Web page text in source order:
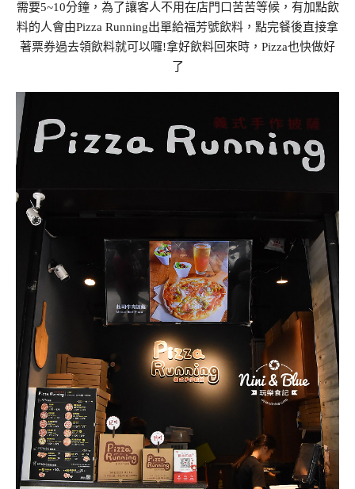
需要5~10分鐘，為了讓客人不用在店門口苦苦等候，有加點飲
料的人會由Pizza Running出單給福芳號飲料，點完餐後直接拿
著票券過去領飲料就可以囉!拿好飲料回來時，Pizza也快做好
了